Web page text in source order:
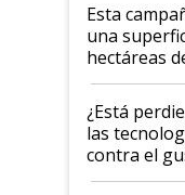
Esta
una
hectáreas
con una
variedades
salto
rendimiento
¿Está
las
contra el
desafío de